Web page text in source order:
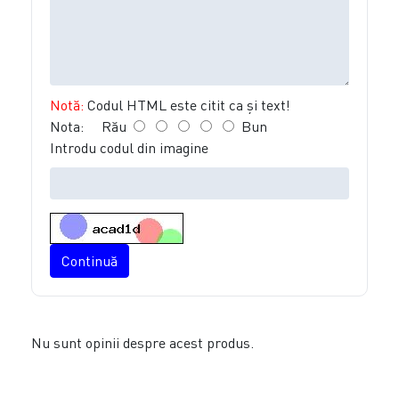
Notă: Codul HTML este citit ca şi text!
Nota: Rău
Bun
Introdu codul din imagine
Continuă
Nu sunt opinii despre acest produs.